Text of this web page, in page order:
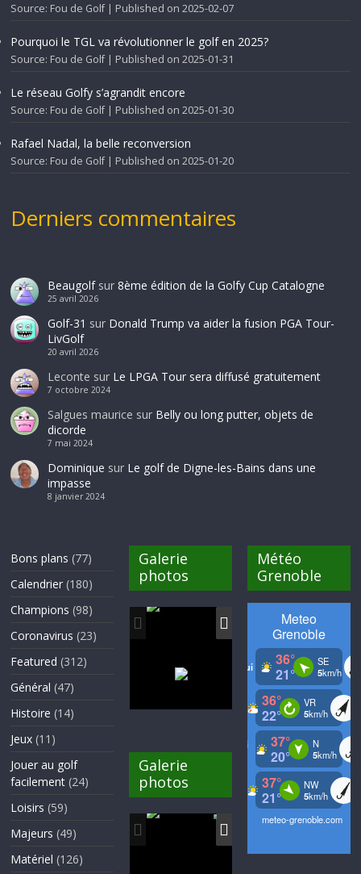
Source: Fou de Golf Published on 2025-02-07
Pourquoi le TGL va révolutionner le golf en 2025?
Source: Fou de Golf Published on 2025-01-31
Le réseau Golfy s’agrandit encore
Source: Fou de Golf Published on 2025-01-30
Rafael Nadal, la belle reconversion
Source: Fou de Golf Published on 2025-01-20
Derniers commentaires
Beaugolfsur 8ème édition de la Golfy Cup Catalogne
25 avril 2026
Golf-31 sur Donald Trump va aider la fusion PGA Tour-
LivGolf
20 avril 2026
Leconte sur Le LPGA Tour sera diffusé gratuitement
7 octobre 2024
Salgues maurice sur Belly ou long putter, objets de
dicorde
7 mai 2024
Dominique sur Le golf de Digne-les-Bains dans une
impasse
8 janvier 2024
Bons plans (77)
Calendrier (180)
Champions (98)
Coronavirus (23)
Featured (312)
Général (47)
Histoire (14)
Jeux (11)
Jouer au golf
facilement (24)
Loisirs (59)
Majeurs (49)
Matériel (126)
Galerie
photos
Galerie
photos
Météo
Grenoble